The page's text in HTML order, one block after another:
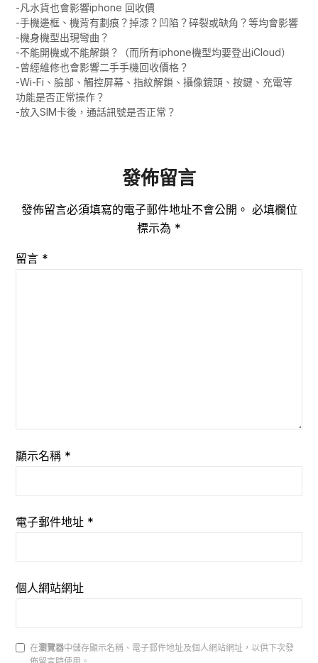
-凡水貨也會影響iphone 回收價
-手機邊框、機背有劃痕？掉漆？凹陷？碎裂或缺角？等均會影響
-機身機型出現彎曲？
-不能開機或不能解鎖？（而所有iphone機型均要登出iCloud）
-曾經維修也會影響二手手機回收價格？
-Wi-Fi、臉部、觸控屏幕、指紋解鎖、攝像鏡頭、按鍵、充電等
功能是否正常操作？
-放入SIM卡後，通話訊號是否正常？
發佈留言
發佈留言必須填寫的電子郵件地址不會公開。 必填欄位
標示為 *
留言 *
顯示名稱 *
電子郵件地址 *
個人網站網址
在瀏覽器中儲存顯示名稱、電子郵件地址及個人網站網址，以供下次發